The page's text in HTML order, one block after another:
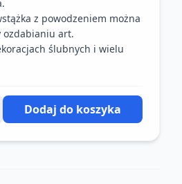
z powodzeniem można
ozdabianiu art.
ślubnych i wielu
Dodaj do koszyka